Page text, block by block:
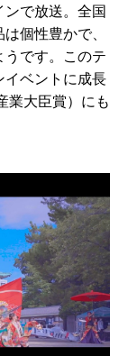
で放送。全国
個性豊かで、
うです。このテ
イベントに成長
業大臣賞）にも